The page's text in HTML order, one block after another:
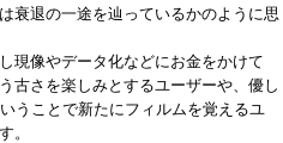
衰退の一途を辿っているかのように思
現像やデータ化などにお金をかけて
古さを楽しみとするユーザーや、優し
うことで新たにフィルムを覚えるユ
。